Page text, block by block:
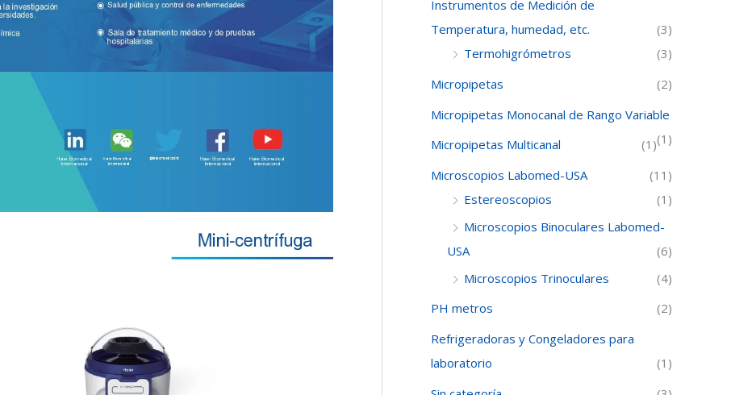
Instrumentos de Medición de
Temperatura, humedad, etc.
(3)
Termohigrómetros
(3)
Micropipetas
(2)
Micropipetas Monocanal de Rango Variable
(1)
Micropipetas Multicanal
(1)
Microscopios Labomed-USA
(11)
Estereoscopios
(1)
Microscopios Binoculares Labomed-
USA
(6)
Microscopios Trinoculares
(4)
PH metros
(2)
Refrigeradoras y Congeladores para
laboratorio
(1)